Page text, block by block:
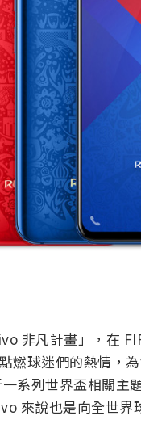
非凡計畫」，在
燃球迷們的熱情，
系列世界盃相關主
來說也是向全世